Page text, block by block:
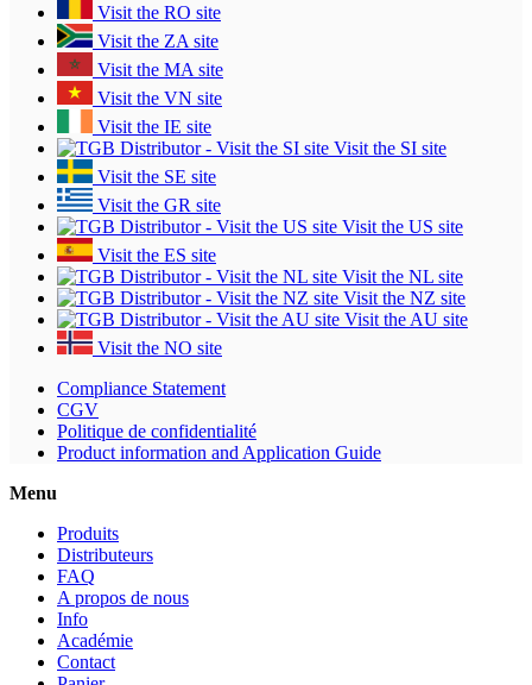
Visit the RO site
Visit the ZA site
Visit the MA site
Visit the VN site
Visit the IE site
Visit the SI site
Visit the SE site
Visit the GR site
Visit the US site
Visit the ES site
Visit the NL site
Visit the NZ site
Visit the AU site
Visit the NO site
Compliance Statement
CGV
Politique de confidentialité
Product information and Application Guide
Menu
Produits
Distributeurs
FAQ
A propos de nous
Info
Académie
Contact